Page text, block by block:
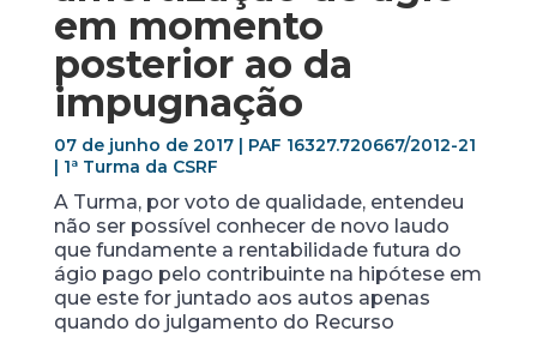
em momento
posterior ao da
impugnação
07 de junho de 2017 | PAF 16327.720667/2012-21
| 1ª Turma da CSRF
A Turma, por voto de qualidade, entendeu
não ser possível conhecer de novo laudo
que fundamente a rentabilidade futura do
ágio pago pelo contribuinte na hipótese em
que este for juntado aos autos apenas
quando do julgamento do Recurso